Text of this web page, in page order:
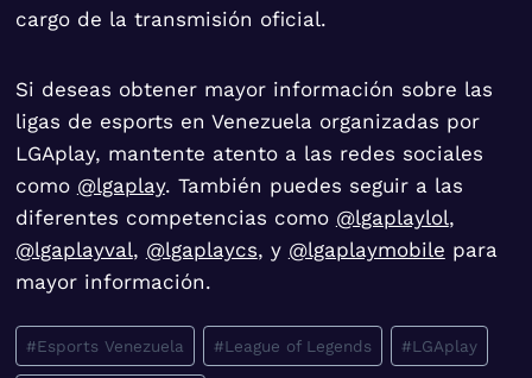
cargo de la transmisión oficial.
Si deseas obtener mayor información sobre las
ligas de esports en Venezuela organizadas por
LGAplay, mantente atento a las redes sociales
como @lgaplay. También puedes seguir a las
diferentes competencias como @lgaplaylol,
@lgaplayval, @lgaplaycs, y @lgaplaymobile para
mayor información.
Etiquetas
de
#Esports Venezuela #League of Legends #LGAplay